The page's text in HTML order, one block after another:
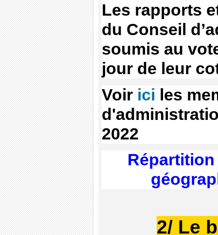
Les rapports
du Conseil
soumis au
jour de leur
Voir ici les
2022
2/ Le